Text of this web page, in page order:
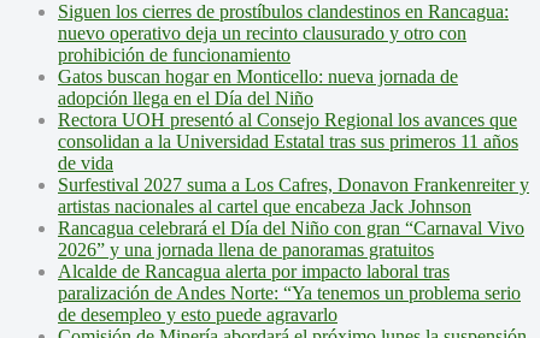
Siguen los cierres de prostíbulos clandestinos en Rancagua:
nuevo operativo deja un recinto clausurado y otro con
prohibición de funcionamiento
Gatos buscan hogar en Monticello: nueva jornada de
adopción llega en el Día del Niño
Rectora UOH presentó al Consejo Regional los avances que
consolidan a la Universidad Estatal tras sus primeros 11 años
de vida
Surfestival 2027 suma a Los Cafres, Donavon Frankenreiter y
artistas nacionales al cartel que encabeza Jack Johnson
Rancagua celebrará el Día del Niño con gran “Carnaval Vivo
2026” y una jornada llena de panoramas gratuitos
Alcalde de Rancagua alerta por impacto laboral tras
paralización de Andes Norte: “Ya tenemos un problema serio
de desempleo y esto puede agravarlo